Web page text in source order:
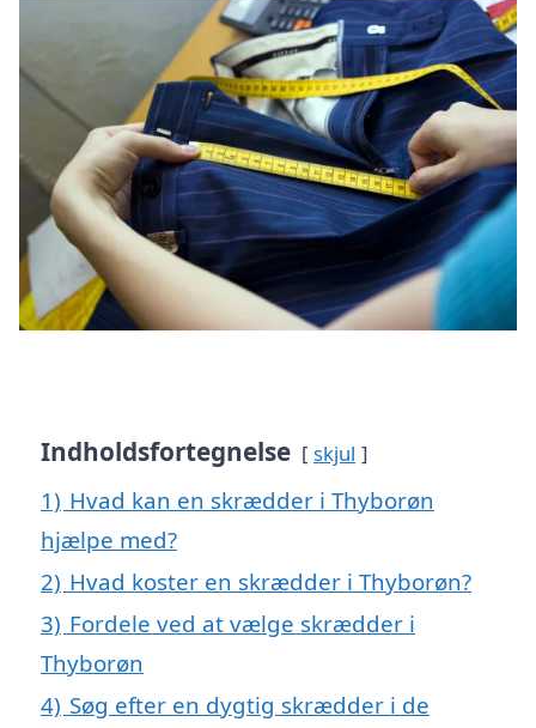
Indholdsfortegnelse skjul
1) Hvad kan en skrædder i Thyborøn
hjælpe med?
2) Hvad koster en skrædder i Thyborøn?
3) Fordele ved at vælge skrædder i
Thyborøn
4) Søg efter en dygtig skrædder i de